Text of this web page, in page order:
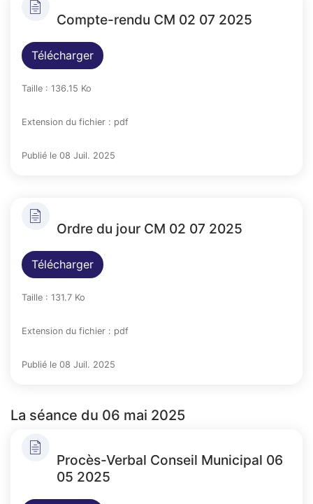
Compte-rendu CM 02 07 2025
Télécharger
Taille : 136.15 Ko
Extension du fichier : pdf
Publié le 08 Juil. 2025
Ordre du jour CM 02 07 2025
Télécharger
Taille : 131.7 Ko
Extension du fichier : pdf
Publié le 08 Juil. 2025
La séance du 06 mai 2025
Procès-Verbal Conseil Municipal 06
05 2025